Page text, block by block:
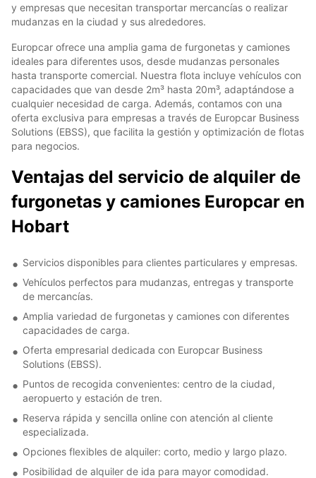
y empresas que necesitan transportar mercancías o realizar
mudanzas en la ciudad y sus alrededores.
Europcar ofrece una amplia gama de furgonetas y camiones
ideales para diferentes usos, desde mudanzas personales
hasta transporte comercial. Nuestra flota incluye vehículos con
capacidades que van desde 2m³ hasta 20m³, adaptándose a
cualquier necesidad de carga. Además, contamos con una
oferta exclusiva para empresas a través de Europcar Business
Solutions (EBSS), que facilita la gestión y optimización de flotas
para negocios.
Ventajas del servicio de alquiler de
furgonetas y camiones Europcar en
Hobart
Servicios disponibles para clientes particulares y empresas.
Vehículos perfectos para mudanzas, entregas y transporte
de mercancías.
Amplia variedad de furgonetas y camiones con diferentes
capacidades de carga.
Oferta empresarial dedicada con Europcar Business
Solutions (EBSS).
Puntos de recogida convenientes: centro de la ciudad,
aeropuerto y estación de tren.
Reserva rápida y sencilla online con atención al cliente
especializada.
Opciones flexibles de alquiler: corto, medio y largo plazo.
Posibilidad de alquiler de ida para mayor comodidad.